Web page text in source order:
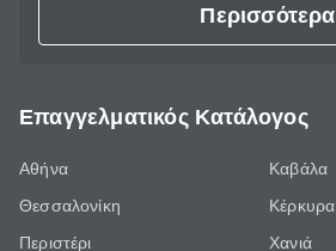
Περισσότερα
Επαγγελματικός Κατάλογος
Αθήνα
Θεσσαλονίκη
Περιστέρι
Καβάλα
Κέρκυρα
Χανιά